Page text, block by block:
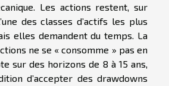
Les actions restent, sur
des classes d’actifs les plus
elles demandent du temps. La
ne se « consomme » pas en
sur des horizons de 8 à 15 ans,
d’accepter des drawdowns